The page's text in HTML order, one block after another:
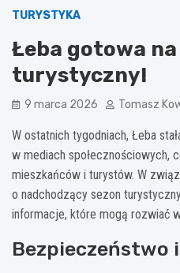
TURYSTYKA
Łeba gotowa
turystyczny!
9 marca 2026 Tomasz
W ostatnich tygodniach, Łeba
w mediach społecznościowych,
mieszkańców i turystów. W
o nadchodzący sezon
informacje, które mogą rozwiać
Bezpieczeństwo